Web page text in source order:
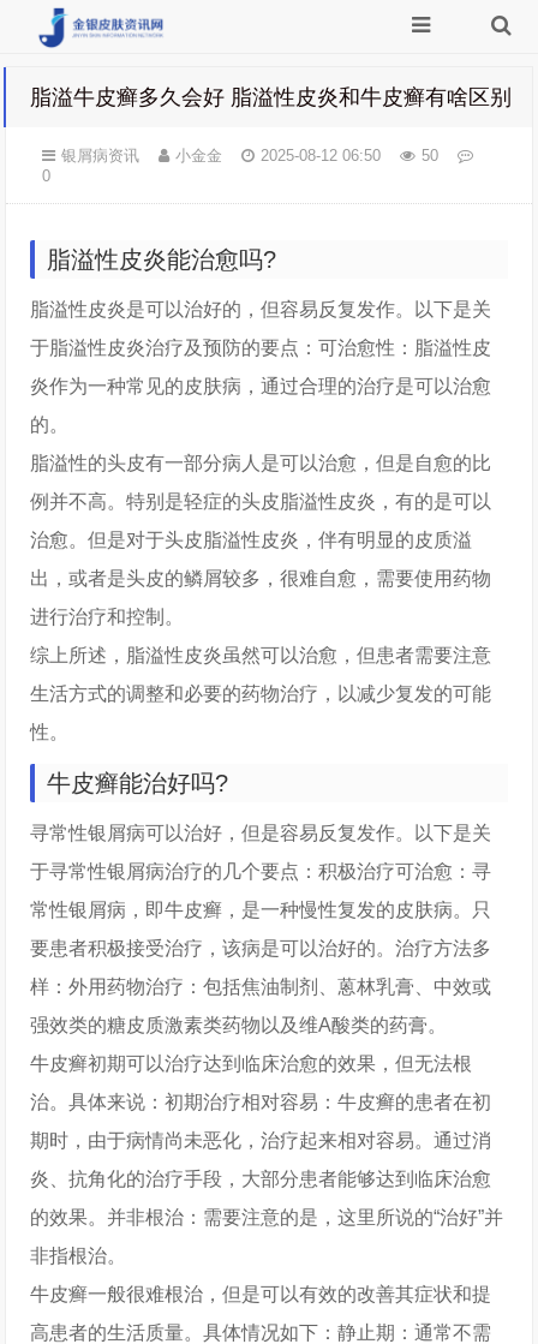
脂溢牛皮癣多久会好 脂溢性皮炎和牛皮癣有啥区别
银屑病资讯 小金金 2025-08-12 06:50
50
0
脂溢性皮炎能治愈吗?
脂溢性皮炎是可以治好的，但容易反复发作。以下是关
于脂溢性皮炎治疗及预防的要点：可治愈性：脂溢性皮
炎作为一种常见的皮肤病，通过合理的治疗是可以治愈
的。
脂溢性的头皮有一部分病人是可以治愈，但是自愈的比
例并不高。特别是轻症的头皮脂溢性皮炎，有的是可以
治愈。但是对于头皮脂溢性皮炎，伴有明显的皮质溢
出，或者是头皮的鳞屑较多，很难自愈，需要使用药物
进行治疗和控制。
综上所述，脂溢性皮炎虽然可以治愈，但患者需要注意
生活方式的调整和必要的药物治疗，以减少复发的可能
性。
牛皮癣能治好吗?
寻常性银屑病可以治好，但是容易反复发作。以下是关
于寻常性银屑病治疗的几个要点：积极治疗可治愈：寻
常性银屑病，即牛皮癣，是一种慢性复发的皮肤病。只
要患者积极接受治疗，该病是可以治好的。治疗方法多
样：外用药物治疗：包括焦油制剂、蒽林乳膏、中效或
强效类的糖皮质激素类药物以及维A酸类的药膏。
牛皮癣初期可以治疗达到临床治愈的效果，但无法根
治。具体来说：初期治疗相对容易：牛皮癣的患者在初
期时，由于病情尚未恶化，治疗起来相对容易。通过消
炎、抗角化的治疗手段，大部分患者能够达到临床治愈
的效果。并非根治：需要注意的是，这里所说的“治好”并
非指根治。
牛皮癣一般很难根治，但是可以有效的改善其症状和提
高患者的生活质量。具体情况如下：静止期：通常不需